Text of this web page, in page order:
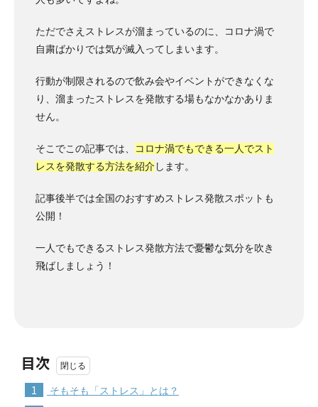
ただでさえストレスが溜まっているのに、コロナ渦で
自粛ばかりでは気が滅入ってしまいます。
行動が制限されるので飲み会やイベントができなくな
り、溜まったストレスを発散する場もなかなかありま
せん。
そこでこの記事では、
コロナ渦でもできる一人でスト
レスを発散する方法を紹介 します。
記事後半では全国のおすすめストレス発散スポットも
公開！
一人でもできるストレス発散方法で憂鬱な気分を吹き
飛ばしましょう！
目次
1 そもそも「ストレス」とは？